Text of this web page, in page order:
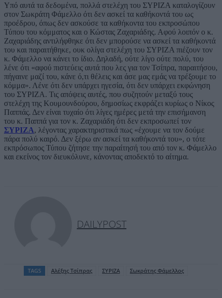
Υπό αυτά τα δεδομένα, πολλά στελέχη του ΣΥΡΙΖΑ καταλογίζουν
στον Σωκράτη Φάμελλο ότι δεν ασκεί τα καθήκοντά του ως
προέδρου, όπως δεν ασκούσε τα καθήκοντα του εκπροσώπου
Τύπου του κόμματος και ο Κώστας Ζαχαριάδης. Αφού λοιπόν ο κ.
Ζαχαριάδης αντιλήφθηκε ότι δεν μπορούσε να ασκεί τα καθήκοντά
του και παραιτήθηκε, ουκ ολίγα στελέχη του ΣΥΡΙΖΑ πιέζουν τον
κ. Φάμελλο να κάνει το ίδιο. Δηλαδή, ούτε λίγο ούτε πολύ, του
λένε ότι «αφού πιστεύεις αυτά που λες για τον Τσίπρα, παραιτήσου,
πήγαινε μαζί του, κάνε ό,τι θέλεις και άσε μας εμάς να τρέξουμε το
κόμμα». Λένε ότι δεν υπάρχει ηγεσία, ότι δεν υπάρχει εκφώνηση
του ΣΥΡΙΖΑ. Τις απόψεις αυτές, που συζητούν μεταξύ τους
στελέχη της Κουμουνδούρου, δημοσίως εκφράζει κυρίως ο Νίκος
Παππάς. Δεν είναι τυχαίο ότι λίγες ημέρες μετά την επισήμανση
του κ. Παππά για τον κ. Ζαχαριάδη ότι δεν εκπροσωπεί τον
ΣΥΡΙΖΑ, λέγοντας χαρακτηριστικά πως «έχουμε να τον δούμε
πάρα πολύ καιρό. Δεν ξέρω αν ασκεί τα καθήκοντά του», ο τότε
εκπρόσωπος Τύπου ζήτησε την παραίτησή του από τον κ. Φάμελλο
και εκείνος τον διευκόλυνε, κάνοντας αποδεκτό το αίτημα.
DAILYPOST
TAGS Αλέξης Τσίπρας ΣΥΡΙΖΑ Σωκράτης Φάμελλος